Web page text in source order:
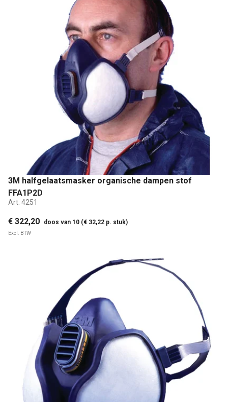
3M halfgelaatsmasker organische dampen stof
FFA1P2D
Art: 4251
€ 322,20 doos van 10 (€ 32,22 p. stuk)
Excl. BTW